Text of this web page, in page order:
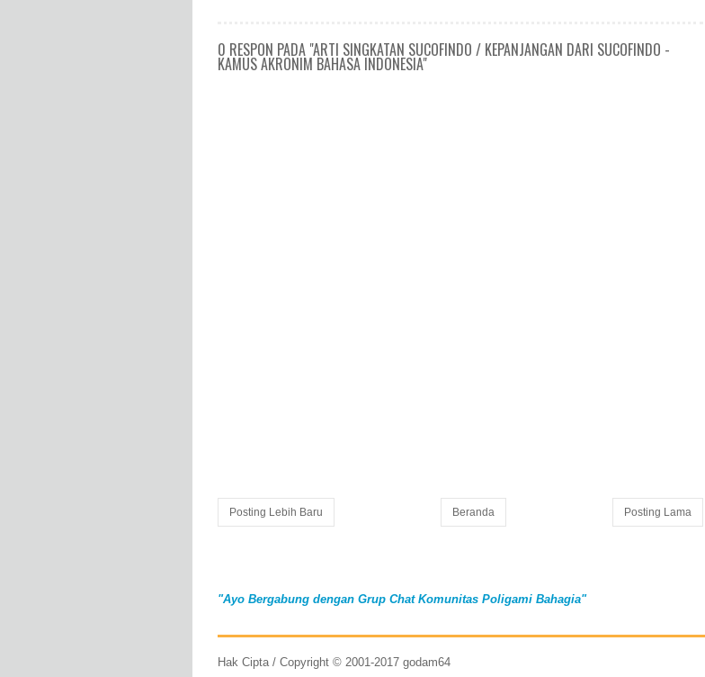
0 RESPON PADA "ARTI SINGKATAN SUCOFINDO / KEPANJANGAN DARI SUCOFINDO -
KAMUS AKRONIM BAHASA INDONESIA"
Posting Lebih Baru Posting Lama
Beranda
"Ayo Bergabung dengan Grup Chat Komunitas Poligami Bahagia"
Hak Cipta / Copyright © 2001-2017 godam64